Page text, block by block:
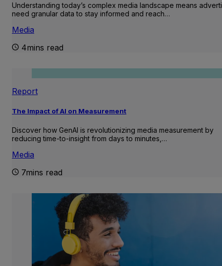
Understanding today’s complex media landscape means
need granular data to stay informed and reach…
Media
4mins read
Report
The Impact of AI on Measurement
Discover how GenAI is revolutionizing media measurement by
reducing time-to-insight from days to minutes,…
Media
7mins read